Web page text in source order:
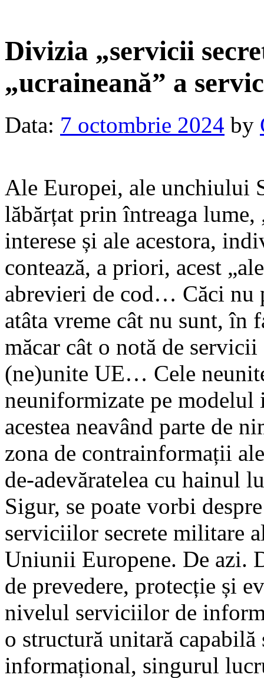
Divizia „servicii
„ucraineană” a
Data: 7 octombrie 2024 by
Ale Europei, ale unchiului
lăbărțat prin întreaga lume,
interese și ale acestora,
contează, a priori, acest
abrevieri de cod… Căci nu
atâta vreme cât nu sunt, în
măcar cât o notă de
(ne)unite UE… Cele
neuniformizate pe modelul
acestea neavând parte de
zona de contrainformații
de-adevăratelea cu
Sigur, se poate vorbi
serviciilor secrete militare
Uniunii Europene. De azi.
de prevedere, protecție și
nivelul serviciilor de
o structură unitară
informațional, singurul